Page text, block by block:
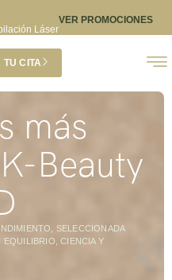
Láser
VER PROMOCIONES
TU CITA
más
Beauty
SELECCIONADA
EQUILIBRIO, CIENCIA Y